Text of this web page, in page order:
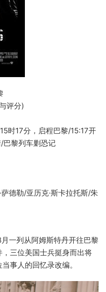
评分)
17分，启程巴黎/15:17开
巴黎列车剿恐记
勒/亚历克·斯卡拉托斯/朱
一列从阿姆斯特丹开往巴黎
三位美国士兵挺身而出将
事人的回忆录改编。